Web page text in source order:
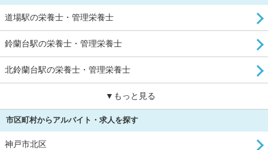
道場駅の栄養士・管理栄養士
鈴蘭台駅の栄養士・管理栄養士
北鈴蘭台駅の栄養士・管理栄養士
▼もっと見る
市区町村からアルバイト・求人を探す
神戸市北区